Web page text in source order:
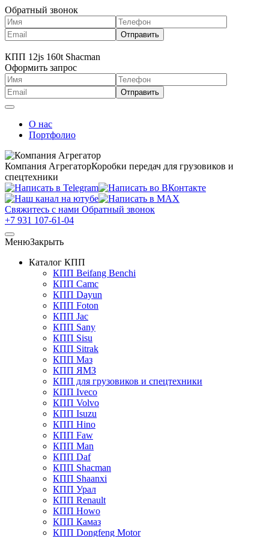
Обратный звонок
КПП 12js 160t Shacman
Оформить запрос
О нас
Портфолио
Компания АгрегаторКоробки передач для грузовиков и
спецтехники
Свяжитесь с нами Обратный звонок
+7 931 107-61-04
МенюЗакрыть
Каталог КПП
КПП Beifang Benchi
КПП Camc
КПП Dayun
КПП Foton
КПП Jac
КПП Sany
КПП Sisu
КПП Sitrak
КПП Маз
КПП ЯМЗ
КПП для грузовиков и спецтехники
КПП Iveco
КПП Volvo
КПП Isuzu
КПП Hino
КПП Faw
КПП Man
КПП Daf
КПП Shacman
КПП Shaanxi
КПП Урал
КПП Renault
КПП Howo
КПП Камаз
КПП Dongfeng Motor